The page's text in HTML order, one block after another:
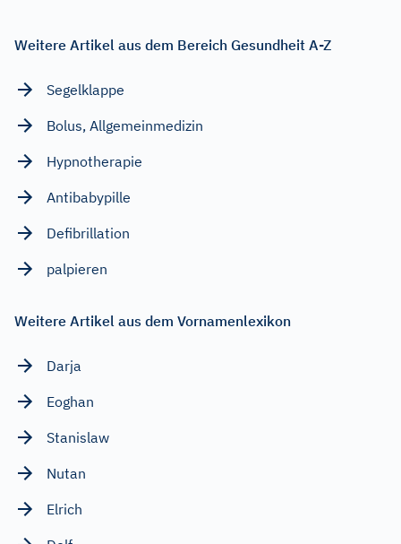
Weitere Artikel aus dem Bereich Gesundheit A-Z
Segelklappe
Bolus, Allgemeinmedizin
Hypnotherapie
Antibabypille
Defibrillation
palpieren
Weitere Artikel aus dem Vornamenlexikon
Darja
Eoghan
Stanislaw
Nutan
Elrich